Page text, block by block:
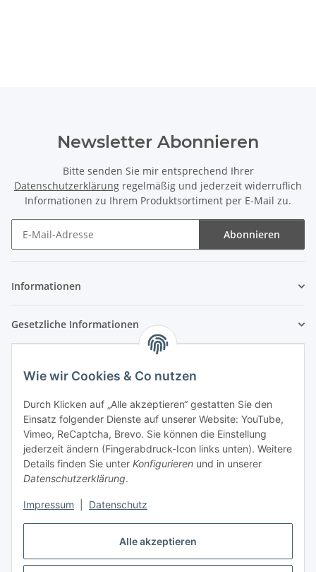
Alle akzeptieren
Wie wir Cookies & Co nutzen
Durch Klicken auf „Alle akzeptieren“ gestatten Sie den
Einsatz folgender Dienste auf unserer Website: YouTube,
Vimeo, ReCaptcha, Brevo. Sie können die Einstellung
jederzeit ändern (Fingerabdruck-Icon links unten). Weitere
Details finden Sie unter Konfigurieren und in unserer
Datenschutzerklärung.
Impressum Datenschutz
Newsletter Abonnieren
Bitte senden Sie mir entsprechend Ihrer
Datenschutzerklärung regelmäßig und jederzeit widerruflich
Informationen zu Ihrem Produktsortiment per E-Mail zu.
Abonnieren
Informationen
Gesetzliche Informationen
Vertrag widerrufen